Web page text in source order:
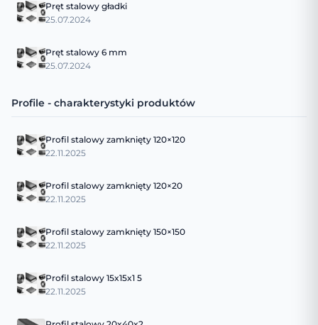
Pręt stalowy gładki
25.07.2024
Pręt stalowy 6 mm
25.07.2024
Profile - charakterystyki produktów
Profil stalowy zamknięty 120×120
22.11.2025
Profil stalowy zamknięty 120×20
22.11.2025
Profil stalowy zamknięty 150×150
22.11.2025
Profil stalowy 15x15x1 5
22.11.2025